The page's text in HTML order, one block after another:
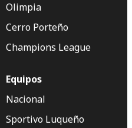
Olimpia
Cerro Porteño
Champions League
Equipos
Nacional
Sportivo Luqueño